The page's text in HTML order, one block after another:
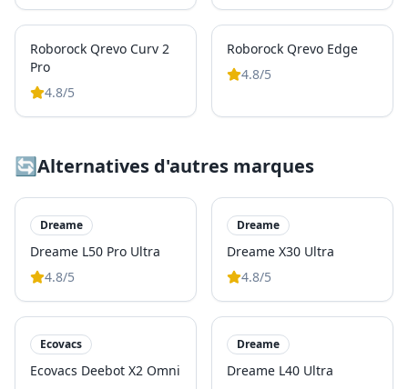
Roborock Qrevo Curv 2
Pro
4.8/5
Roborock Qrevo Edge
4.8/5
🔄Alternatives d'autres marques
Dreame
Dreame L50 Pro Ultra
4.8/5
Dreame
Dreame X30 Ultra
4.8/5
Ecovacs
Ecovacs Deebot X2 Omni
Dreame
Dreame L40 Ultra